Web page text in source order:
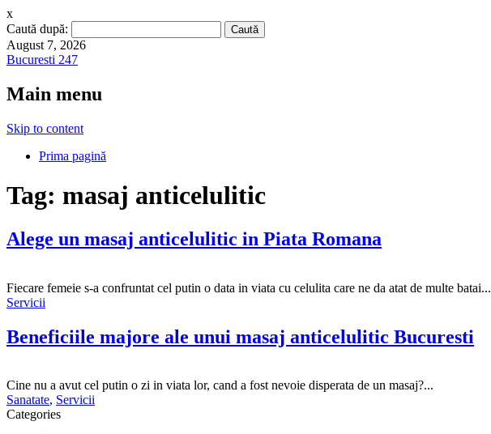
x
Caută după:
August 7, 2026
Bucuresti 247
Main menu
Skip to content
Prima pagină
Tag: masaj anticelulitic
Alege un masaj anticelulitic in Piata Romana
Fiecare femeie s-a confruntat cel putin o data in viata cu celulita care ne da atat de multe batai...
Servicii
Beneficiile majore ale unui masaj anticelulitic Bucuresti
Cine nu a avut cel putin o zi in viata lor, cand a fost nevoie disperata de un masaj?...
Sanatate, Servicii
Categories